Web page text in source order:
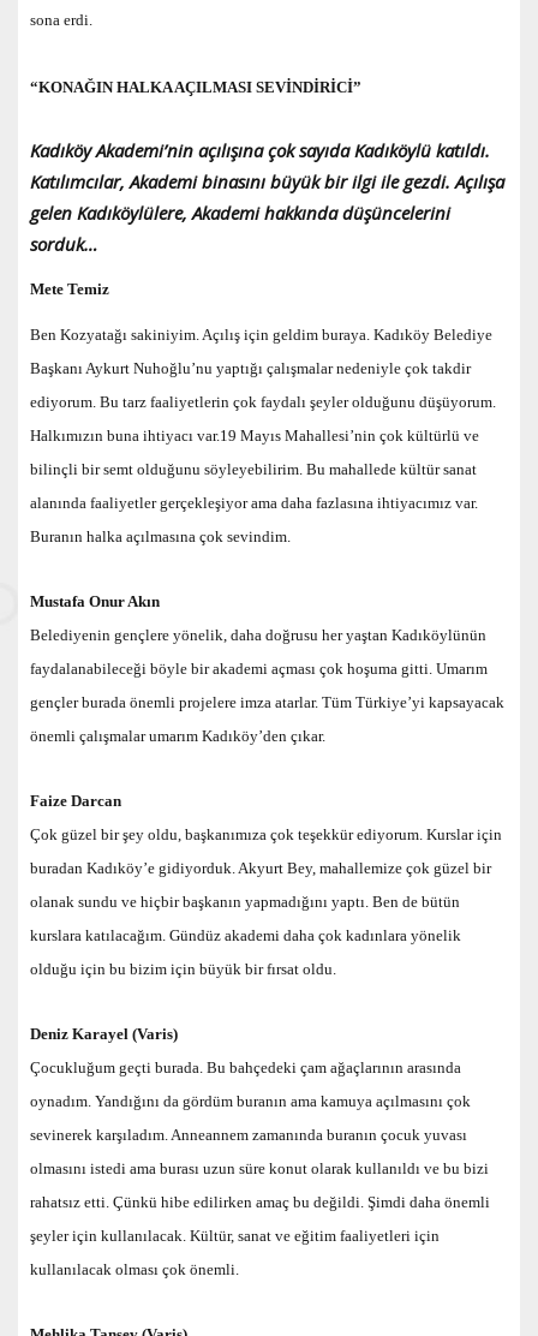
sona erdi.
“KONAĞIN HALKA AÇILMASI SEVİNDİRİCİ”
Kadıköy Akademi’nin açılışına çok sayıda Kadıköylü katıldı.
Katılımcılar, Akademi binasını büyük bir ilgi ile gezdi. Açılışa
gelen Kadıköylülere, Akademi hakkında düşüncelerini
sorduk…
Mete Temiz
Ben Kozyatağı sakiniyim. Açılış için geldim buraya. Kadıköy Belediye
Başkanı Aykurt Nuhoğlu’nu yaptığı çalışmalar nedeniyle çok takdir
ediyorum. Bu tarz faaliyetlerin çok faydalı şeyler olduğunu düşüyorum.
Halkımızın buna ihtiyacı var.19 Mayıs Mahallesi’nin çok kültürlü ve
bilinçli bir semt olduğunu söyleyebilirim. Bu mahallede kültür sanat
alanında faaliyetler gerçekleşiyor ama daha fazlasına ihtiyacımız var.
Buranın halka açılmasına çok sevindim.
Mustafa Onur Akın
Belediyenin gençlere yönelik, daha doğrusu her yaştan Kadıköylünün
faydalanabileceği böyle bir akademi açması çok hoşuma gitti. Umarım
gençler burada önemli projelere imza atarlar. Tüm Türkiye’yi kapsayacak
önemli çalışmalar umarım Kadıköy’den çıkar.
Faize Darcan
Çok güzel bir şey oldu, başkanımıza çok teşekkür ediyorum. Kurslar için
buradan Kadıköy’e gidiyorduk. Akyurt Bey, mahallemize çok güzel bir
olanak sundu ve hiçbir başkanın yapmadığını yaptı. Ben de bütün
kurslara katılacağım. Gündüz akademi daha çok kadınlara yönelik
olduğu için bu bizim için büyük bir fırsat oldu.
Deniz Karayel (Varis)
Çocukluğum geçti burada. Bu bahçedeki çam ağaçlarının arasında
oynadım. Yandığını da gördüm buranın ama kamuya açılmasını çok
sevinerek karşıladım. Anneannem zamanında buranın çocuk yuvası
olmasını istedi ama burası uzun süre konut olarak kullanıldı ve bu bizi
rahatsız etti. Çünkü hibe edilirken amaç bu değildi. Şimdi daha önemli
şeyler için kullanılacak. Kültür, sanat ve eğitim faaliyetleri için
kullanılacak olması çok önemli.